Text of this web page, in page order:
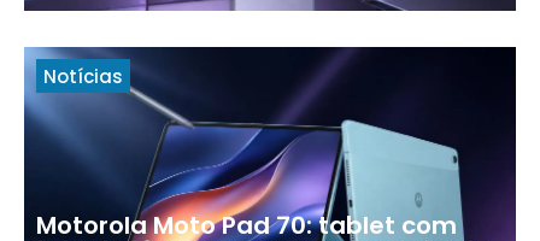
Notícias
Motorola Moto Pad 70: tablet com